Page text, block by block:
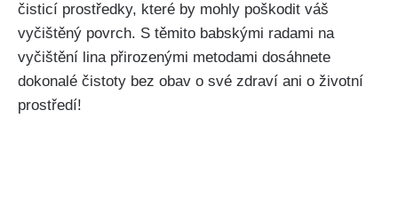
čisticí prostředky, které by mohly poškodit váš‍
vyčištěný ‌povrch. S těmito babskými radami⁣ na⁤
vyčištění lina přirozenými metodami dosáhnete
dokonalé čistoty bez obav o své zdraví ani o životní
prostředí!